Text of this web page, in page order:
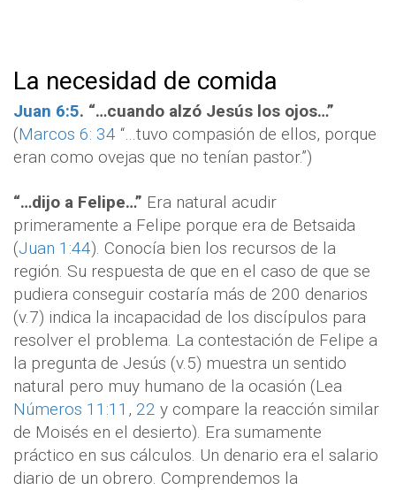
La necesidad de comida
Juan 6:5. “…cuando alzó Jesús los ojos…”
(Marcos 6: 34 “…tuvo compasión de ellos, porque
eran como ovejas que no tenían pastor.”)
“…dijo a Felipe…” Era natural acudir
primeramente a Felipe porque era de Betsaida
(Juan 1:44). Conocía bien los recursos de la
región. Su respuesta de que en el caso de que se
pudiera conseguir costaría más de 200 denarios
(v.7) indica la incapacidad de los discípulos para
resolver el problema. La contestación de Felipe a
la pregunta de Jesús (v.5) muestra un sentido
natural pero muy humano de la ocasión (Lea
Números 11:11 , 22 y compare la reacción similar
de Moisés en el desierto). Era sumamente
práctico en sus cálculos. Un denario era el salario
diario de un obrero. Comprendemos la